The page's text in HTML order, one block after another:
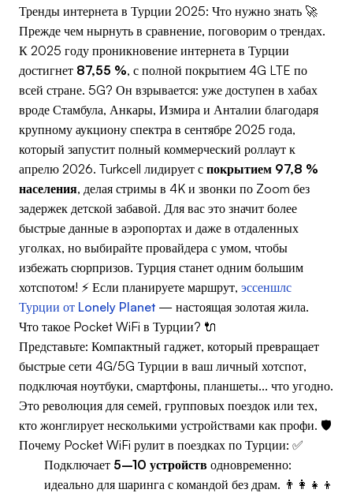
Тренды интернета в Турции 2025: Что нужно знать 🚀
Прежде чем нырнуть в сравнение, поговорим о трендах.
К 2025 году проникновение интернета в Турции
достигнет 87,55 %, с полной покрытием 4G LTE по
всей стране. 5G? Он взрывается: уже доступен в хабах
вроде Стамбула, Анкары, Измира и Анталии благодаря
крупному аукциону спектра в сентябре 2025 года,
который запустит полный коммерческий роллаут к
апрелю 2026. Turkcell лидирует с покрытием 97,8 %
населения, делая стримы в 4K и звонки по Zoom без
задержек детской забавой. Для вас это значит более
быстрые данные в аэропортах и даже в отдаленных
уголках, но выбирайте провайдера с умом, чтобы
избежать сюрпризов. Турция станет одним большим
хотспотом! ⚡ Если планируете маршрут, эссеншлс
Турции от Lonely Planet — настоящая золотая жила.
Что такое Pocket WiFi в Турции? 🔌
Представьте: Компактный гаджет, который превращает
быстрые сети 4G/5G Турции в ваш личный хотспот,
подключая ноутбуки, смартфоны, планшеты... что угодно.
Это революция для семей, групповых поездок или тех,
кто жонглирует несколькими устройствами как профи. 🛡️
Почему Pocket WiFi рулит в поездках по Турции: ✅
Подключает 5–10 устройств одновременно:
идеально для шаринга с командой без драм. 👨‍👩‍👧‍👦